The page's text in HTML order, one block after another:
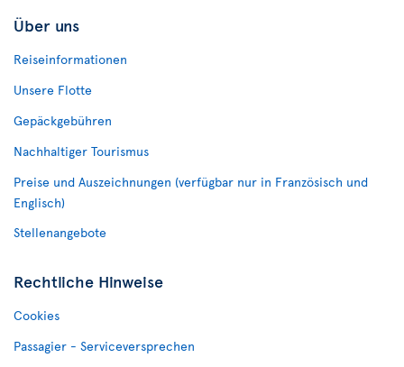
Über uns
Reiseinformationen
Unsere Flotte
Gepäckgebühren
Nachhaltiger Tourismus
Preise und Auszeichnungen (verfügbar nur in Französisch und
Englisch)
Stellenangebote
Rechtliche Hinweise
Cookies
Passagier - Serviceversprechen